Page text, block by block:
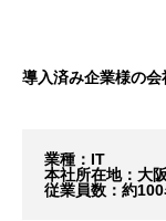
導入済み企業様の会
業種： IT
本社所在地： 大
従業員数： 約100